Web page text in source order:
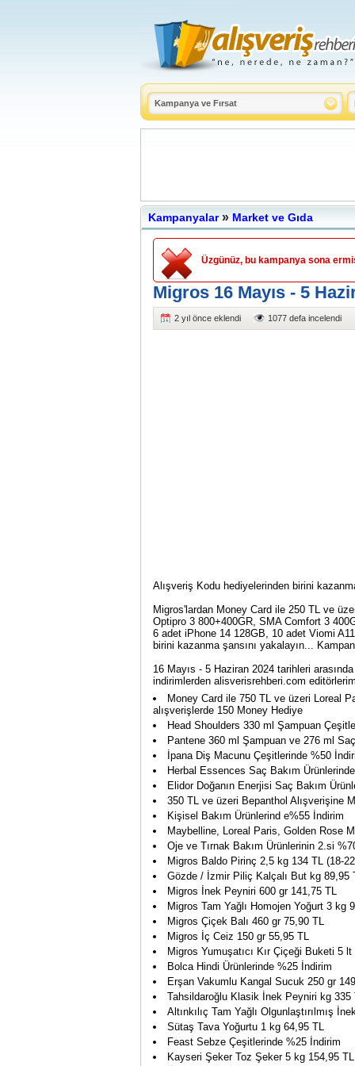
Kampanyalar» Market ve Gıda
Üzgünüz, bu kampanya sona
Migros 16 Mayıs - 5
2 yıl önce eklendi 1077 defa incelendi
Alışveriş Kodu hediyelerinden birini
Migros'lardan Money Card ile 250 TL ve
Optipro 3 800+400GR, SMA Comfort 3
6 adet iPhone 14 128GB, 10 adet Viomi
birini kazanma şansını yakalayın...
16 Mayıs - 5 Haziran 2024 tarihleri
indirimlerden alisverisrehberi.com
Money Card ile 750 TL ve üzeri Loreal
alışverişlerde 150 Money Hediye
Head Shoulders 330 ml Şampuan
Pantene 360 ml Şampuan ve 276 ml
İpana Diş Macunu Çeşitlerinde %50
Herbal Essences Saç Bakım
Elidor Doğanın Enerjisi Saç Bakım
350 TL ve üzeri Bepanthol Alışverişine
Kişisel Bakım Ürünlerind e%55 İndirim
Maybelline, Loreal Paris, Golden Rose
Oje ve Tırnak Bakım Ürünlerinin 2.si
Migros Baldo Pirinç 2,5 kg 134 TL (18-
Gözde / İzmir Piliç Kalçalı But kg 89,95
Migros İnek Peyniri 600 gr 141,75 TL
Migros Tam Yağlı Homojen Yoğurt 3 kg
Migros Çiçek Balı 460 gr 75,90 TL
Migros İç Ceiz 150 gr 55,95 TL
Migros Yumuşatıcı Kır Çiçeği Buketi 5
Bolca Hindi Ürünlerinde %25 İndirim
Erşan Vakumlu Kangal Sucuk 250 gr
Tahsildaroğlu Klasik İnek Peyniri kg 335
Altınkılıç Tam Yağlı Olgunlaştırılmış
Sütaş Tava Yoğurtu 1 kg 64,95 TL
Feast Sebze Çeşitlerinde %25 İndirim
Kayseri Şeker Toz Şeker 5 kg 154,95 TL